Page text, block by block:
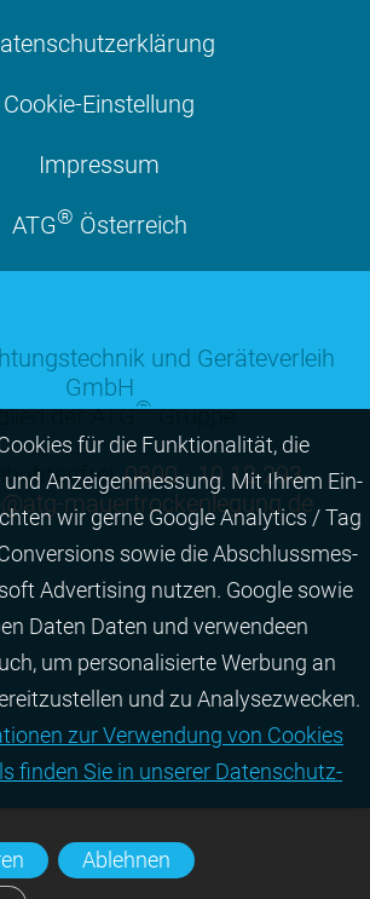
Cookie-Einstellung
Impressum
ATG® Österreich
und Geräteverleih
GmbH
der ATG®Gruppe
0800 - 10 12 293
mauertrockenlegung.de
für die Funktio­na­lität, die
Anzei­gen­mes­sung. Mit Ihrem Ein­
wir gerne Google Analytics / Tag
sowie die Abschluss­mes­
Adver­tising nutzen. Google sowie
Daten Daten und verwendeen
um perso­nali­sierte Wer­bung an
und zu Ana­lyse­zwecken.
zur Ver­wen­dung von Cookies
fin­den Sie in unserer Daten­schutz­
Ablehnen